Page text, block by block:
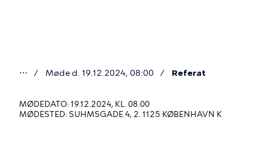
er
her
⋯ Møde d. 19.12.2024, 08:00 Referat
MØDEDATO: 19.12.2024, KL. 08:00
MØDESTED: SUHMSGADE 4, 2. 1125 KØBENHAVN K